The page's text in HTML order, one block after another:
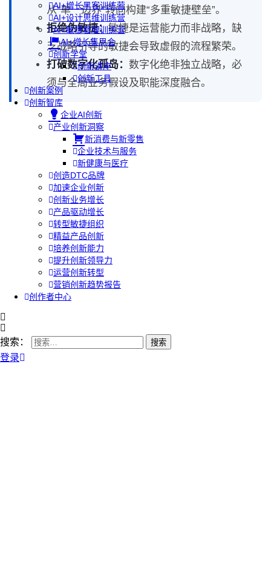
AI+增长黑客训练营
AI+设计思维训练营
AI+敏捷管理训练营
AI+增长集思会
创新学堂
创新讲座
创新工具
创新案例
创新智库
企业AI创新
产业创新洞察
新消费与新零售
企业技术与服务
新健康与医疗
创造DTC品牌
加速企业创新
创新业务增长
产品驱动增长
转型敏捷组织
精益产品创新
培养创新能力
提升创新领导力
运营创新转型
营销创新趋势报告
创作者中心
搜索：
登录
从“单一边界”转向构建“多重敏捷壁垒”。
拒绝伪敏捷：敏捷是运营能力而非战略，缺
乏战略引导的敏捷会导致虚假的流程繁荣。
打破数字化孤岛： 数字化绝非独立战略，必
须与全局业务假设及职能深度融合。